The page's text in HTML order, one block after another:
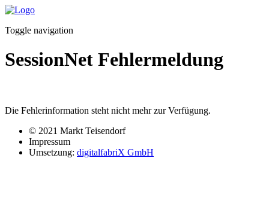
Toggle navigation
SessionNet Fehlermeldung
Die Fehlerinformation steht nicht mehr zur Verfügung.
© 2021 Markt Teisendorf
Impressum
Umsetzung: digitalfabriX GmbH